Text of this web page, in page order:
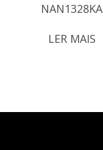
NAN1328KA
LER MAIS